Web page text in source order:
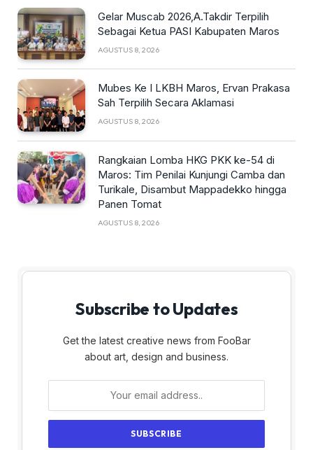
Gelar Muscab 2026,A.Takdir Terpilih
Sebagai Ketua PASI Kabupaten Maros
AGUSTUS 8, 2026
Mubes Ke I LKBH Maros, Ervan Prakasa
Sah Terpilih Secara Aklamasi
AGUSTUS 8, 2026
Rangkaian Lomba HKG PKK ke-54 di
Maros: Tim Penilai Kunjungi Camba dan
Turikale, Disambut Mappadekko hingga
Panen Tomat
AGUSTUS 8, 2026
Subscribe to Updates
Get the latest creative news from FooBar
about art, design and business.